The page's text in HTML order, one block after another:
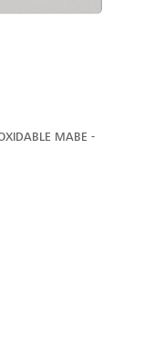
MABE -